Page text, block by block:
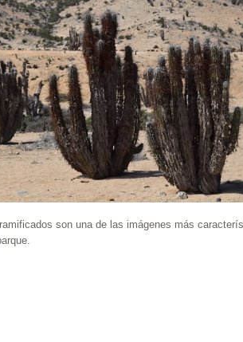
son una de las imágenes más